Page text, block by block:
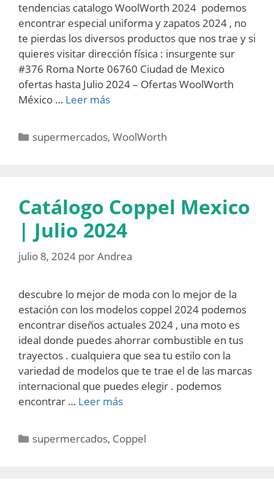
tendencias catalogo WoolWorth 2024 podemos
encontrar especial uniforma y zapatos 2024 , no
te pierdas los diversos productos que nos trae y si
quieres visitar dirección física : insurgente sur
#376 Roma Norte 06760 Ciudad de Mexico
ofertas hasta Julio 2024 – Ofertas WoolWorth
México … Leer más
Categorías
supermercados,WoolWorth
Catálogo Coppel Mexico
| Julio 2024
julio 8, 2024 porAndrea
descubre lo mejor de moda con lo mejor de la
estación con los modelos coppel 2024 podemos
encontrar diseños actuales 2024 , una moto es
ideal donde puedes ahorrar combustible en tus
trayectos . cualquiera que sea tu estilo con la
variedad de modelos que te trae el de las marcas
internacional que puedes elegir . podemos
encontrar … Leer más
Categorías
supermercados, Coppel